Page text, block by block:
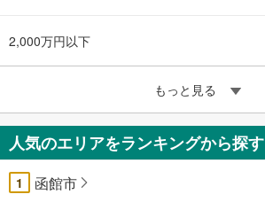
2,000万円以下
もっと見る
人気のエリアをランキングから探す
1 函館市